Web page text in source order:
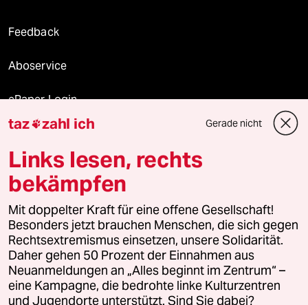
Feedback
Aboservice
ePaper Login
Downloads für Abonnierende
© 2026 taz Verlags und Vertriebs GmbH
Alle Rechte vorbehalten. Bei rechtlichen Fragen oder für Genehmigungen
wenden Sie sich bitte an lizenzen@taz.de
Feedback Redaktionsstatut Kommune-Richtlinien
Leitlinie Informant Datenschutz Impressum AGB
taz zahl ich Gerade nicht
Links lesen, rechts
bekämpfen
Mit doppelter Kraft für eine offene Gesellschaft!
Besonders jetzt brauchen Menschen, die sich gegen
Rechtsextremismus einsetzen, unsere Solidarität.
Daher gehen 50 Prozent der Einnahmen aus
Neuanmeldungen an „Alles beginnt im Zentrum“ –
eine Kampagne, die bedrohte linke Kulturzentren
und Jugendorte unterstützt. Sind Sie dabei?